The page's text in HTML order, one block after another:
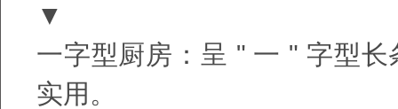
▼
一字型厨房：呈 " 一 " 字型长
实用。